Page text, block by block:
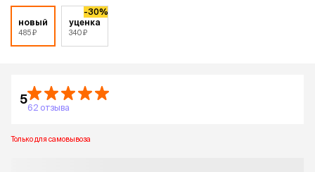
новый
485 ₽
уценка
340 ₽
-30%
5
62 отзыва
Только для самовывоза